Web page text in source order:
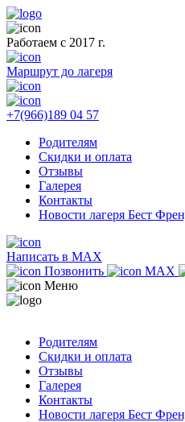
Работаем с 2017 г.
Маршрут до лагеря
+7(966)189 04 57
Родителям
Скидки и оплата
Отзывы
Галерея
Контакты
Новости лагеря Бест
Написать в MAX
Позвонить
MAX
Меню
Родителям
Скидки и оплата
Отзывы
Галерея
Контакты
Новости лагеря Бест